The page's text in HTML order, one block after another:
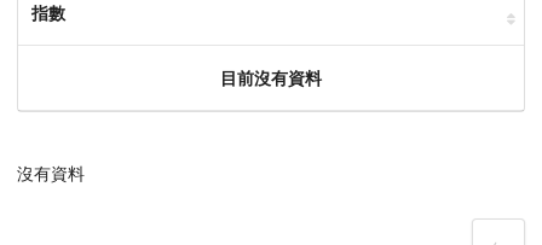
指數
目前沒有資料
沒有資料